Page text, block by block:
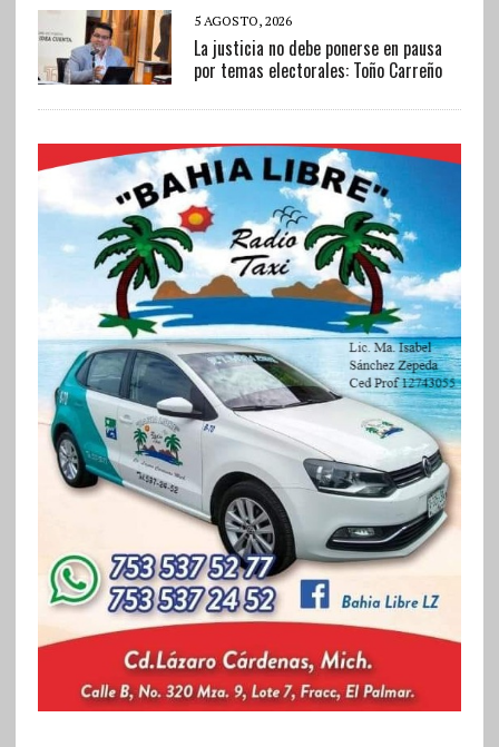
5 AGOSTO, 2026
La justicia no debe ponerse en pausa
por temas electorales: Toño Carreño